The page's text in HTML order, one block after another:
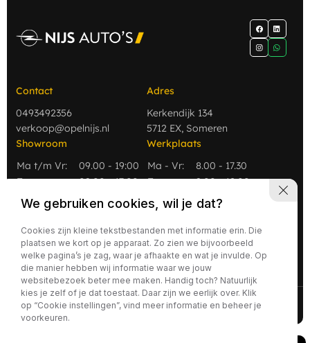
Contact
0493492356
verkoop@opelnijs.nl
Adres
Kerkendijk 134
5712 EX, Someren
Showroom
Ma t/m Vr:
09.00 - 19:00
Za
09.00 - 17:00
Zo
Gesloten
Werkplaats
Ma - Vr:
8.00 - 17.30
Za:
9.00 - 12.00
Gesloten
2026 - Nijs Auto's Privacy policy
We gebruiken cookies, wil je dat?
Cookies zijn kleine tekstbestanden met informatie erin. Die
plaatsen we kort op je apparaat. Zo zien we bijvoorbeeld
welke pagina’s je zag, waar je afhaakte en wat je invulde. Op
die manier hebben wij informatie waar we jouw
websitebezoek beter mee maken. Handig toch? Natuurlijk
kies je zelf of je dat toestaat. Daar zijn we eerlijk over. Klik
op “Cookie instellingen”, vind meer informatie en beheer je
voorkeuren.